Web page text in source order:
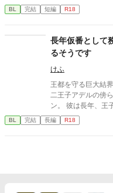
BL 完結 短編 R18
長年仮番として
るそうです
けふ
王都を守る巨大結
二王子アデルの傍
ン。 彼は長年、王
しかし王子は、他
た。 仮番の役目は、そこで終わるはずだった。 だが結界塔で行わ
BL 完結 長編 R18